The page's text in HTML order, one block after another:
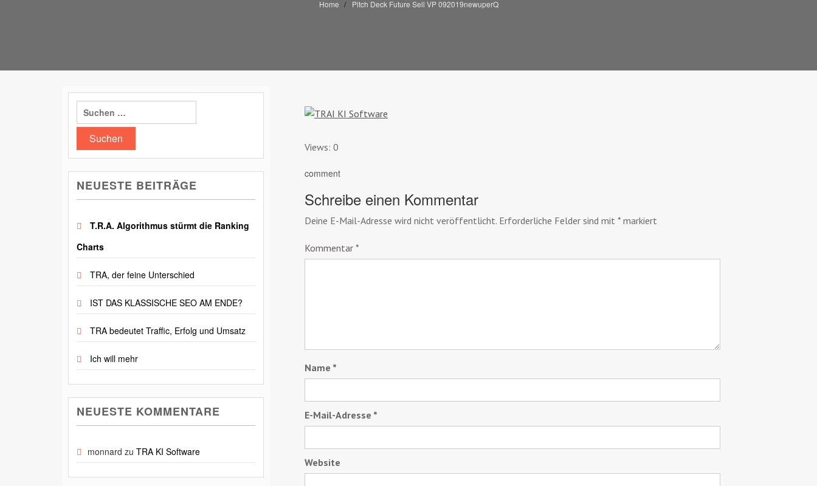
Home Pitch Deck Future Sell VP 092019newuperQ
Views: 0
comment
Schreibe einen Kommentar
Deine E-Mail-Adresse wird nicht veröffentlicht. Erforderliche Felder sind mit * markiert
Kommentar *
Name *
E-Mail-Adresse *
Website
Suchen
nach:
NEUESTE BEITRÄGE
T.R.A. Algorithmus stürmt die Ranking
Charts
TRA, der feine Unterschied
IST DAS KLASSISCHE SEO AM ENDE?
TRA bedeutet Traffic, Erfolg und Umsatz
Ich will mehr
NEUESTE KOMMENTARE
monnard zu TRA KI Software